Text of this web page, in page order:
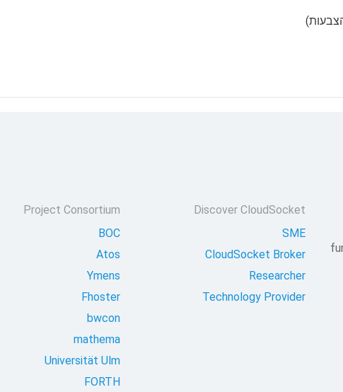
Discover CloudSocket
SME
CloudSocket Broker
Researcher
Technology Provider
Project Consortium
BOC
Atos
Ymens
Fhoster
bwcon
mathema
Universität Ulm
FORTH